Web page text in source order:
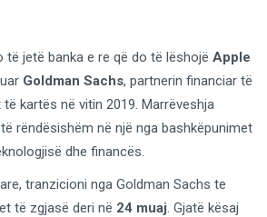
të jetë banka e re që do të lëshojë Apple
Goldman Sachs, partnerin financiar të
kartës në vitin 2019. Marrëveshja
rëndësishëm në një nga bashkëpunimet
dhe financës.
tranzicioni nga Goldman Sachs te
të zgjasë deri në 24 muaj. Gjatë kësaj